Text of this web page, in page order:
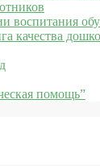
воспитания
качества
помощь”